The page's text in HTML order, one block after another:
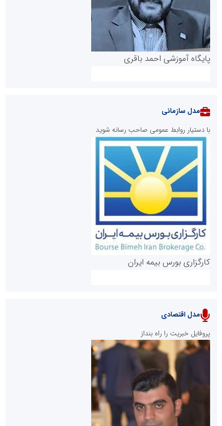
پایگاه آموزشی احمد باقری
روابط عمومی خبرگزاری گزارش خبر
پایگاه خبری نهضت ملی مسکن
مدل سازمانی
با دستیار روابط عمومی صاحب رسانه شوید
کارگزاری بورس بیمه ایران
سازمان بورس و اوراق بهادار
مرجع اخبار موثق در بازارسرمایه
مدل اقتصادی
پروفایل خبریت را راه بنداز